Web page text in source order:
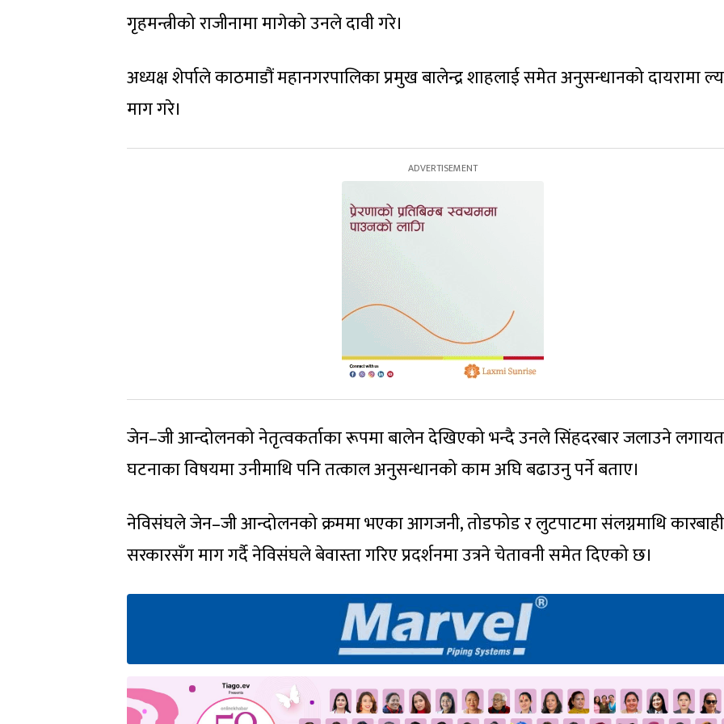
गृहमन्त्रीको राजीनामा मागेको उनले दावी गरे।
अध्यक्ष शेर्पाले काठमाडौं महानगरपालिका प्रमुख बालेन्द्र शाहलाई समेत अनुसन्धानको दायरामा
माग गरे।
जेन–जी आन्दोलनको नेतृत्वकर्ताका रूपमा बालेन देखिएको भन्दै उनले सिंहदरबार जलाउने
घटनाका विषयमा उनीमाथि पनि तत्काल अनुसन्धानको काम अघि बढाउनु पर्ने बताए।
नेविसंघले जेन–जी आन्दोलनको क्रममा भएका आगजनी, तोडफोड र लुटपाटमा संलग्नमाथि कारबाही
सरकारसँग माग गर्दै नेविसंघले बेवास्ता गरिए प्रदर्शनमा उत्रने चेतावनी समेत दिएको छ।